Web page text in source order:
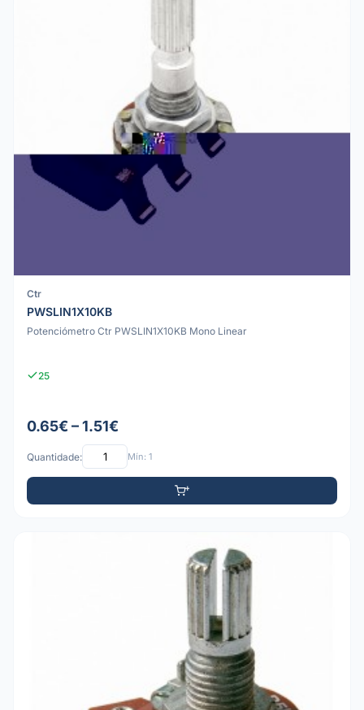
Ctr
PWSLIN1X10KB
Potenciómetro Ctr PWSLIN1X10KB Mono Linear
25
0.65€ – 1.51€
Quantidade: Mín: 1